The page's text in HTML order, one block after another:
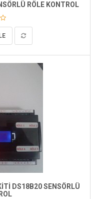
RÖLE KONTROL
DS18B20 SENSÖRLÜ